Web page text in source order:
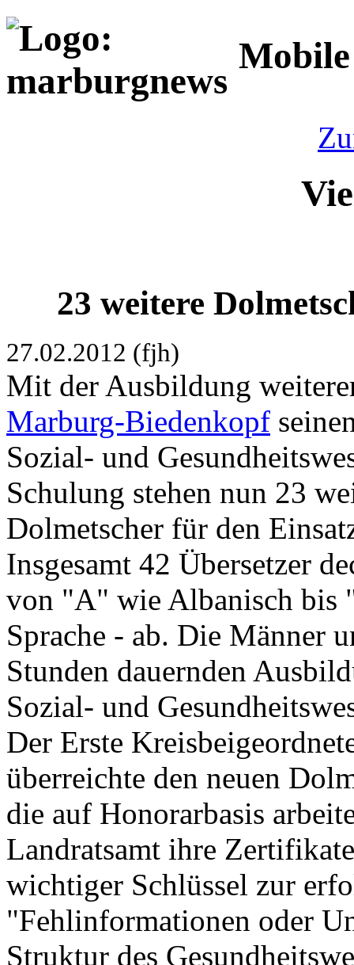
23 weitere
27.02.2012 (fjh)
Mit der Ausbildung
Marburg-Biedenkopf
Sozial- und
Schulung stehen nun 23
Dolmetscher für den
Insgesamt 42 Übersetzer
von "A" wie Albanisch bis
Sprache - ab. Die Männer
Stunden dauernden
Sozial- und
Der Erste
überreichte den neuen
die auf Honorarbasis
Landratsamt ihre
wichtiger Schlüssel zur
"Fehlinformationen oder
Struktur des